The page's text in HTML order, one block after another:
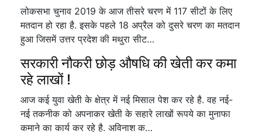
लोकसभा चुनाव 2019 के आज तीसरे चरण में 117 सीटों के लिए
मतदान हो रहा है. इसके पहले 18 अप्रैल को दुसरे चरण का मतदान
हुआ जिसमें उत्तर प्रदेश की मथुरा सीट…
सरकारी नौकरी छोड़ औषधि की खेती कर कमा
रहे लाखों !
आज कई युवा खेती के क्षेत्र में नई मिसाल पेश कर रहे है. वह नई-
नई तकनीक को अपनाकर खेती के सहारे लाखों रूपये का मुनाफा
कमाने का कार्य कर रहे है. अविनाश क…